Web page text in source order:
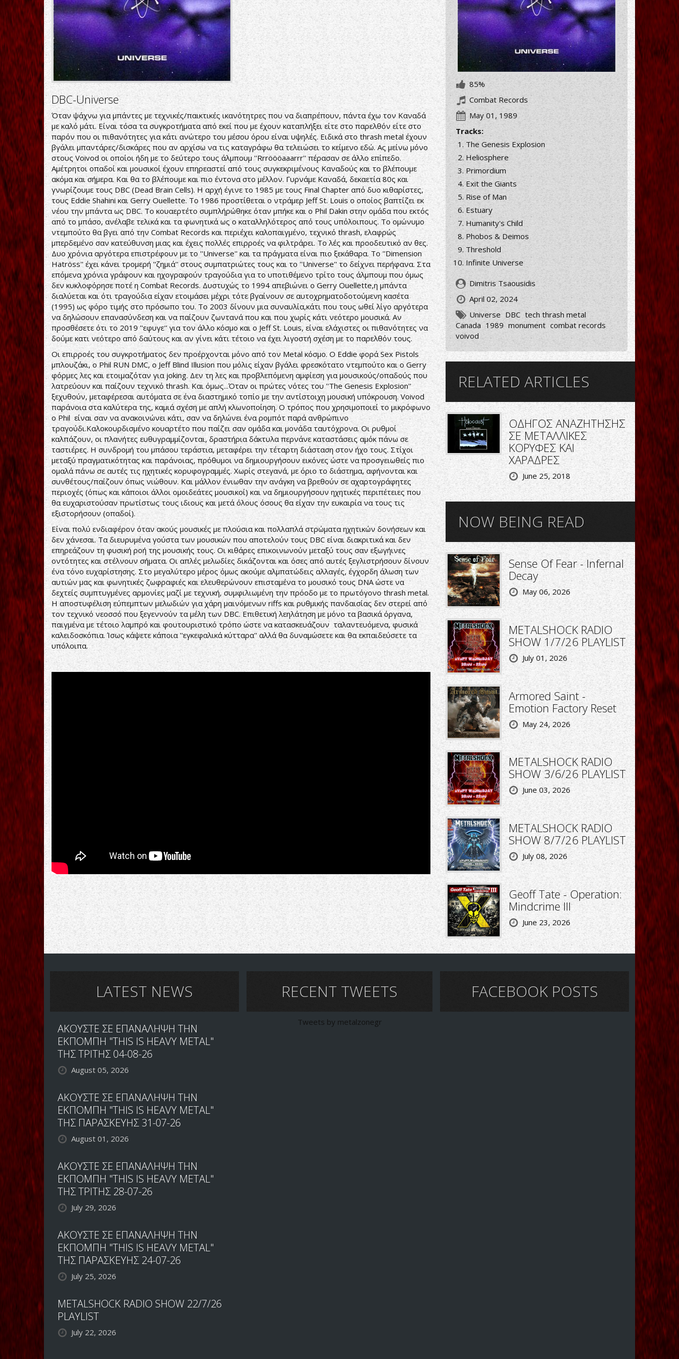
DBC-Universe
Όταν ψάχνω για μπάντες με τεχνικές/παικτικές ικανότητρες που να διαπρέπουν, πάντα έχω τον Καναδά
με καλό μάτι. Είναι τόσα τα συγκροτήματα από εκεί που με έχουν καταπλήξει είτε στο παρελθόν είτε στο
παρόν που οι πιθανότητες για κάτι ανώτερο του μέσου όρου είναι υψηλές. Ειδικά στο thrash metal έχουν
βγάλει μπαντάρες/δισκάρες που αν αρχίσω να τις καταγράφω θα τελειώσει το κείμενο εδώ. Ας μείνω μόνο
στους Voivod οι οποίοι ήδη με το δεύτερο τους άλμπουμ ''Rrröööaaarrr'' πέρασαν σε άλλο επίπεδο.
Αμέτρητοι οπαδοί και μουσικοί έχουν επηρεαστεί από τους συγκεκριμένους Καναδούς και το βλέπουμε
ακόμα και σήμερα. Και θα το βλέπουμε και πιο έντονα στο μέλλον. Γυρνάμε Καναδά, δεκαετία 80ς και
γνωρίζουμε τους DBC (Dead Brain Cells). Η αρχή έγινε το 1985 με τους Final Chapter από δυο κιθαρίστες,
τους Eddie Shahini και Gerry Ouellette. Το 1986 προστίθεται ο ντράμερ Jeff St. Louis ο οποίος βαπτίζει εκ
νέου την μπάντα ως DBC. Το κουαερτέτο συμπλήρώθηκε όταν μπήκε και ο Phil Dakin στην ομάδα που εκτός
από το μπάσο, ανέλαβε τελικά και τα φωνητικά ως ο καταλληλότερος από τους υπόλοιπους. Το ομώνυμο
ντεμπούτο θα βγει από την Combat Records και περιέχει καλοπαιγμένο, τεχνικό thrash, ελαφρώς
μπερδεμένο σαν κατεύθυνση μιας και έχεις πολλές επιρροές να φιλτράρει. Το λές και προοδευτικό αν θες.
Δυο χρόνια αργότερα επιστρέφουν με το ''Universe'' και τα πράγματα είναι πιο ξεκάθαρα. Το ''Dimension
Hatröss'' έχει κάνει τρομερή ''ζημιά'' στους συμπατριώτες τους και το ''Universe'' το δείχνει περήφανα. Στα
επόμενα χρόνια γράφουν και ηχογραφούν τραγούδια για το υποτιθέμενο τρίτο τους άλμπουμ που όμως
δεν κυκλοφόρησε ποτέ η Combat Records. Δυστυχώς το 1994 απεβιώνει ο Gerry Ouellette,η μπάντα
διαλύεται και ότι τραγούδια είχαν ετοιμάσει μέχρι τότε βγαίνουν σε αυτοχρηματοδοτούμενη κασέτα
(1995) ως φόρο τιμής στο πρόσωπο του. Το 2003 δίνουν μια συναυλία,κάτι που τους ωθεί λίγο αργότερα
να δηλώσουν επανασύνδεση και να παίζουν ζωντανά που και που χωρίς κάτι νεότερο μουσικά. Αν
προσθέσετε ότι το 2019 ''εφυγε'' για τον άλλο κόσμο και ο Jeff St. Louis, είναι ελάχιστες οι πιθανότητες να
δούμε κατι νεότερο από δαύτους και αν γίνει κάτι τέτοιο να έχει λιγοστή σχέση με το παρελθόν τους.
Οι επιρροές του συγκροτήματος δεν προέρχονται μόνο από τον Metal κόσμο. Ο Eddie φορά Sex Pistols
μπλουζάκι, ο Phil RUN DMC, ο Jeff Blind Illusion που μόλις είχαν βγάλει φρεσκότατο ντεμπούτο και ο Gerry
φόρμες λες και ετοιμαζόταν για joking. Δεν τη λες και προβλεπόμενη αμφίεση για μουσικούς/οπαδούς που
λατρεύουν και παίζουν τεχνικό thrash. Και όμως...Όταν οι πρώτες νότες του ''The Genesis Explosion''
ξεχυθούν, μεταφέρεσαι αυτόματα σε ένα διαστημικό τοπίο με την αντίστοιχη μουσική υπόκρουση. Voivod
παράνοια στα καλύτερα της, καμιά σχέση με απλή κλωνοποίηση. Ο τρόπος που χρησιμοποιεί το μικρόφωνο
ο Phil είναι σαν να ανακοινώνει κάτι, σαν να δηλώνει ένα ρομπότ παρά ανθρώπινο
τραγούδι.Καλοκουρδισμένο κουαρτέτο που παίζει σαν ομάδα και μονάδα ταυτόχρονα. Οι ρυθμοί
καλπάζουν, οι πλανήτες ευθυγραμμίζονται, δραστήρια δάκτυλα περνάνε καταστάσεις αμόκ πάνω σε
ταστιέρες. Η συνδρομή του μπάσου τεράστια, μεταφέρει την τέταρτη διάσταση στον ήχο τους. Στίχοι
μεταξύ πραγματικότητας και παράνοιας, πρόθυμοι να δημιουργήσουν εικόνες ώστε να προσγειωθείς πιο
ομαλά πάνω σε αυτές τις ηχητικές κορυφογραμμές. Χωρίς στεγανά, με όριο το διάστημα, αφήνονται και
συνθέτους/παίζουν όπως νιώθουν. Και μάλλον ένιωθαν την ανάγκη να βρεθούν σε αχαρτογράφητες
περιοχές (όπως και κάποιοι άλλοι ομοιδεάτες μουσικοί) και να δημιουργήσουν ηχητικές περιπέτειες που
θα ευχαριστούσαν πρωτίστως τους ιδιους και μετά όλους όσους θα είχαν την ευκαιρία να τους τις
εξιστορήσουν (οπαδοί).
Είναι πολύ ενδιαφέρον όταν ακούς μουσικές με πλούσια και πολλαπλά στρώματα ηχητικών δονήσεων και
δεν χάνεσαι. Τα διευρυμένα γούστα των μουσικών που αποτελούν τους DBC είναι διακριτικά και δεν
επηρεάζουν τη φυσική ροή της μουσικής τους. Οι κιθάρες επικοινωνούν μεταξύ τους σαν εξωγήινες
οντότητες και στέλνουν σήματα. Οι απλές μελωδίες δικάζονται και όσες από αυτές ξεγλιστρήσουν δίνουν
ένα τόνο ευχαρίστησης. Στο μεγαλύτερο μέρος όμως ακούμε αλμπατώδεις αλλαγές, έγχορδη άλωση των
αυτιών μας και φωνητικές ζωφραφιές και ελευθερώνουν επισταμένα το μουσικό τους DNA ώστε να
δεχτείς συμπτυγμένες αρμονίες μαζί με τεχνική, συμφιλιωμένη την πρόοδο με το πρωτόγονο thrash metal.
Η αποστυφέλιση εύπεμπτων μελωδιών για χάρη μαινόμενων riffs και ρυθμικής πανδαισίας δεν στερεί από
τον τεχνικό νεοσσό που ξεγεννούν τα μέλη των DBC. Επιθετική λεηλάτηση με μόνο τα βασικά όργανα,
παιγμένα με τέτοιο λαμπρό και φουτουριστικό τρόπο ώστε να κατασκευάζουν ταλαντευόμενα, φυσικά
καλειδοσκόπια. Ίσως κάψετε κάποια ''εγκεφαλικά κύτταρα'' αλλά θα δυναμώσετε και θα εκπαιδεύσετε τα
υπόλοιπα.
85%
Combat Records
May 01, 1989
Tracks:
The Genesis Explosion
Heliosphere
Primordium
Exit the Giants
Rise of Man
Estuary
Humanity's Child
Phobos & Deimos
Threshold
Infinite Universe
Dimitris Tsaousidis
April 02, 2024
Universe DBC tech thrash metal
Canada 1989 monument combat records
voivod
RELATED ARTICLES
ΟΔΗΓΟΣ ΑΝΑΖΗΤΗΣΗΣ
ΣΕ ΜΕΤΑΛΛΙΚΕΣ
ΚΟΡΥΦΕΣ ΚΑΙ
ΧΑΡΑΔΡΕΣ
June 25, 2018
NOW BEING READ
Sense Of Fear - Infernal
Decay
May 06, 2026
METALSHOCK RADIO
SHOW 1/7/26 PLAYLIST
July 01, 2026
Armored Saint -
Emotion Factory Reset
May 24, 2026
METALSHOCK RADIO
SHOW 3/6/26 PLAYLIST
June 03, 2026
METALSHOCK RADIO
SHOW 8/7/26 PLAYLIST
July 08, 2026
Geoff Tate - Operation:
Mindcrime III
June 23, 2026
LATEST NEWS
ΑΚΟΥΣΤΕ ΣΕ ΕΠΑΝΑΛΗΨΗ ΤΗΝ
ΕΚΠΟΜΠΗ "THIS IS HEAVY METAL"
ΤΗΣ ΤΡΙΤΗΣ 04-08-26
August 05, 2026
ΑΚΟΥΣΤΕ ΣΕ ΕΠΑΝΑΛΗΨΗ ΤΗΝ
ΕΚΠΟΜΠΗ "THIS IS HEAVY METAL"
ΤΗΣ ΠΑΡΑΣΚΕΥΗΣ 31-07-26
August 01, 2026
ΑΚΟΥΣΤΕ ΣΕ ΕΠΑΝΑΛΗΨΗ ΤΗΝ
ΕΚΠΟΜΠΗ "THIS IS HEAVY METAL"
ΤΗΣ ΤΡΙΤΗΣ 28-07-26
July 29, 2026
ΑΚΟΥΣΤΕ ΣΕ ΕΠΑΝΑΛΗΨΗ ΤΗΝ
ΕΚΠΟΜΠΗ "THIS IS HEAVY METAL"
ΤΗΣ ΠΑΡΑΣΚΕΥΗΣ 24-07-26
July 25, 2026
METALSHOCK RADIO SHOW 22/7/26
PLAYLIST
July 22, 2026
RECENT TWEETS
Tweets by metalzonegr
FACEBOOK POSTS